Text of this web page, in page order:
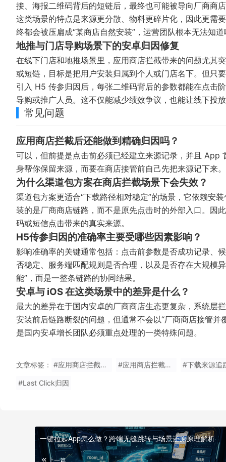
接、海报二维码背后的短链后，最终也可能被导向厂商商
这类场景的特点是来源更分散、物料更碎片化，因此更需
终都会被压扁成“某商店自然安装”，运营团队根本无法知
地推与门店导购场景下的安卓归因修复
在线下门店和地推场景里，应用商店拦截带来的问题尤其
或短链，目标是把用户安装归属到个人或门店名下。但只
引入 H5 传参归因后，每张二维码背后的参数都能在点击
导购或推广人员。这不仅能减少绩效争议，也能让线下投
常见问题
应用商店拦截后还能做到精确归因吗？
可以，但前提是点击前必须已经建立来源记录，并且 App
身帮你保留来源，而要在商店接管前自己先把来源记下来
为什么渠道包方案在商店拦截场景下会失效？
渠道包方案更适合“下载路径相对稳定”的场景，它依赖安
装的是厂商商店链路，而不是原先点击时的外部入口。因
码或短信点击带来的真实来源。
H5传参归因的准确率主要受哪些因素影响？
影响准确率的关键通常包括：点击前参数是否成功记录、
否稳定、服务端匹配规则是否合理，以及是否存在大规模
能”，而是一整条链路的协同结果。
安卓与 iOS 在这类场景中的差异是什么？
最大的差异在于国内安卓的厂商商店生态更复杂，系统层
安装前后链路断裂的问题，但通常不会以“厂商商店接管
是国内安卓增长团队必须重点处理的一类特殊问题。
文章标签： #应用商店拦截归因 #应用商店拦截后怎么归因 #下载来源追
#Last Click归因
一键拉起App怎么做？跨端无缝跳转与场景还原原理解析
上一篇